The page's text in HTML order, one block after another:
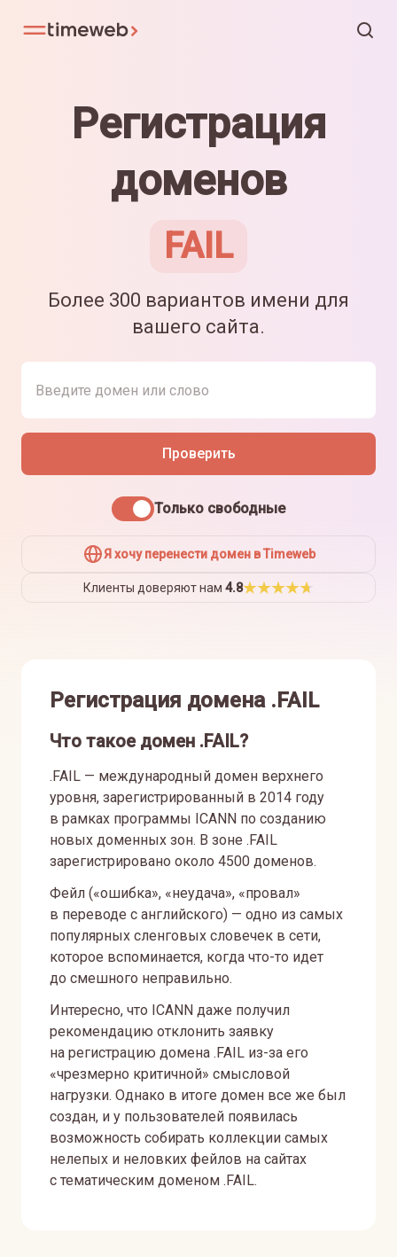
Регистрация
доменов
FAIL
Более 300 вариантов имени для
вашего сайта.
Проверить
Только свободные
Я хочу перенести домен в Timeweb
Клиенты доверяют нам 4.8
Регистрация домена .FAIL
Что такое домен .FAIL?
.FAIL — международный домен верхнего
уровня, зарегистрированный в 2014 году
в рамках программы ICANN по созданию
новых доменных зон. В зоне .FAIL
зарегистрировано около 4500 доменов.
Фейл («ошибка», «неудача», «провал»
в переводе с английского) — одно из самых
популярных сленговых словечек в сети,
которое вспоминается, когда что-то идет
до смешного неправильно.
Интересно, что ICANN даже получил
рекомендацию отклонить заявку
на регистрацию домена .FAIL из-за его
«чрезмерно критичной» смысловой
нагрузки. Однако в итоге домен все же был
создан, и у пользователей появилась
возможность собирать коллекции самых
нелепых и неловких фейлов на сайтах
с тематическим доменом .FAIL.